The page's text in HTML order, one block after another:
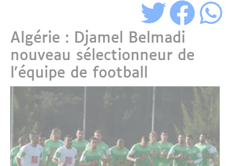
Algérie : Djamel Belmadi
nouveau sélectionneur de
l'équipe de football